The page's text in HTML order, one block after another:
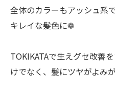
全体のカラーもアッシュ系
キレイな髪色に❁
TOKIKATAで生えグセ改善
けでなく、髪にツヤがよみ